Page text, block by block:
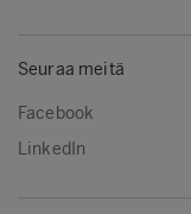
Seuraa meitä
Facebook
LinkedIn